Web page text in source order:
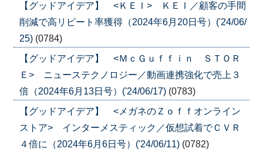
【グッドアイデア】 <ＫＥＩ> ＫＥＩ／顧客の手間
削減で高リピート率獲得（2024年6月20日号）('24/06/
25) (0784)
【グッドアイデア】 <ＭｃＧｕｆｆｉｎ ＳＴＯＲ
Ｅ> ニューステクノロジー／動画連携強化で売上３
倍（2024年6月13日号）('24/06/17) (0783)
【グッドアイデア】 <メガネのＺｏｆｆオンライン
ストア> インターメスティック／仮想試着でＣＶＲ
４倍に（2024年6月6日号）('24/06/11) (0782)